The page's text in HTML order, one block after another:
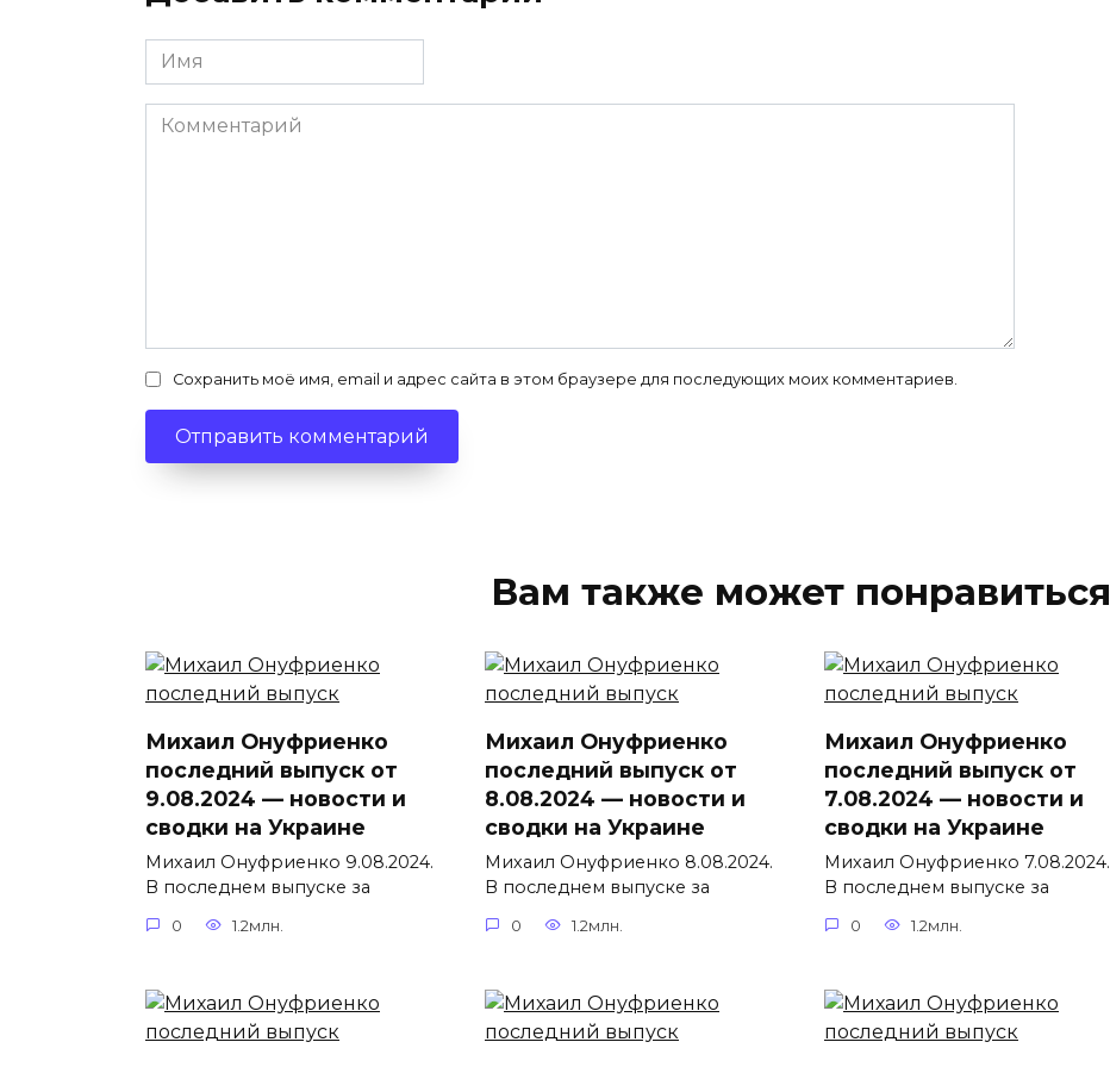
Имя
*
Комментарий
Сохранить моё имя, email и адрес сайта в этом браузере для последующих моих комментариев.
Вам также может понравиться
Михаил Онуфриенко
последний выпуск от
9.08.2024 — новости и
сводки на Украине
Михаил Онуфриенко 9.08.2024.
В последнем выпуске за
0 1.2млн.
Михаил Онуфриенко
последний выпуск от
8.08.2024 — новости и
сводки на Украине
Михаил Онуфриенко 8.08.2024.
В последнем выпуске за
0 1.2млн.
Михаил Онуфриенко
последний выпуск от
7.08.2024 — новости и
сводки на Украине
Михаил Онуфриенко 7.08.2024.
В последнем выпуске за
0 1.2млн.